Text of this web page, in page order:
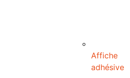
Affiche
adhésive